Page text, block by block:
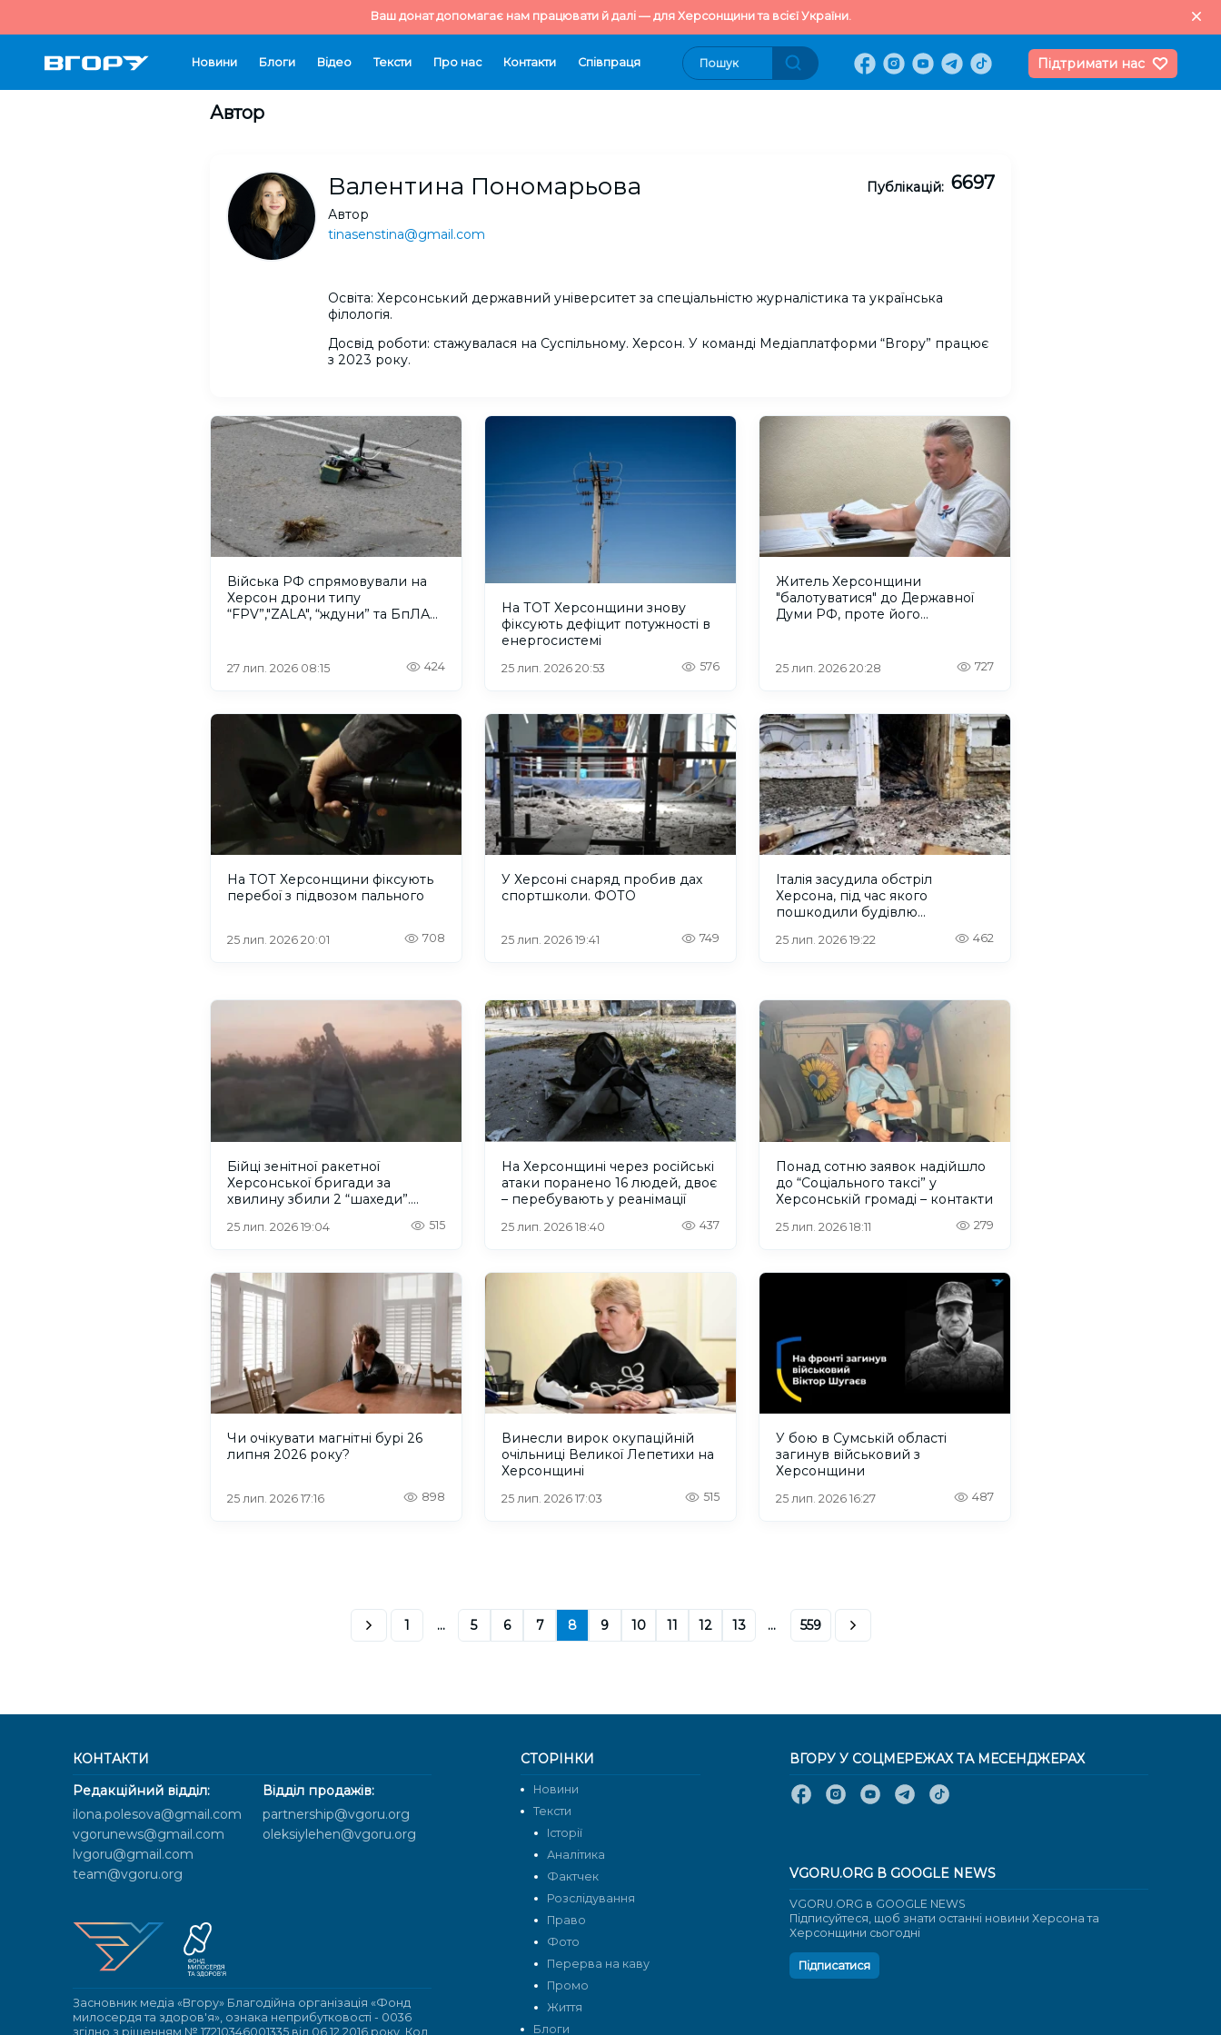
Ваш донат допомагає нам працювати й далі — для Херсонщини та всієї України.
Новини Блоги Відео Тексти Про нас Контакти Cпівпраця Підтримати нас
Автор
Валентина Пономарьова
Автор
tinasenstina@gmail.com
Публікацій: 6697
Освіта: Херсонський державний університет за спеціальністю журналістика та українська
філологія.
Досвід роботи: cтажувалася на Суспільному. Херсон. У команді Медіаплатформи “Вгору” працює
з 2023 року.
Війська РФ спрямовували на
Херсон дрони типу
“FPV”,"ZALA", “ждуни” та БпЛА
27 лип. 2026 08:15 424
На ТОТ Херсонщини знову
фіксують дефіцит потужності в
енергосистемі
25 лип. 2026 20:53 576
Житель Херсонщини
"балотуватися" до Державної
Думи РФ, проте його
25 лип. 2026 20:28 727
На ТОТ Херсонщини фіксують
перебої з підвозом пального
25 лип. 2026 20:01 708
У Херсоні снаряд пробив дах
спортшколи. ФОТО
25 лип. 2026 19:41 749
Італія засудила обстріл
Херсона, під час якого
пошкодили будівлю
25 лип. 2026 19:22 462
Бійці зенітної ракетної
Херсонської бригади за
хвилину збили 2 “шахеди”.
25 лип. 2026 19:04 515
На Херсонщині через російські
атаки поранено 16 людей, двоє
– перебувають у реанімації
25 лип. 2026 18:40 437
Понад сотню заявок надійшло
до “Соціального таксі” у
Херсонській громаді – контакти
25 лип. 2026 18:11 279
Чи очікувати магнітні бурі 26
липня 2026 року?
25 лип. 2026 17:16 898
Винесли вирок окупаційній
очільниці Великої Лепетихи на
Херсонщині
25 лип. 2026 17:03 515
У бою в Сумській області
загинув військовий з
Херсонщини
25 лип. 2026 16:27 487
1 ... 5 6 7 8 9 10 11 12 13 ... 559
КОНТАКТИ
Редакційний відділ:
ilona.polesova@gmail.com
vgorunews@gmail.com
lvgoru@gmail.com
team@vgoru.org
Відділ продажів:
partnership@vgoru.org
oleksiylehen@vgoru.org
Засновник медіа «Вгору» Благодійна організація «Фонд
милосердя та здоров'я», ознака неприбутковості - 0036
згідно з рішенням № 17210346001335 від 06.12.2016 року. Код
СТОРІНКИ
Новини
Тексти
Історії
Аналітика
Фактчек
Розслідування
Право
Фото
Перерва на каву
Промо
Життя
Блоги
ВГОРУ У СОЦМЕРЕЖАХ ТА МЕСЕНДЖЕРАХ
VGORU.ORG В GOOGLE NEWS
VGORU.ORG в GOOGLE NEWS
Підписуйтеся, щоб знати останні новини Херсона та
Херсонщини сьогодні
Підписатися